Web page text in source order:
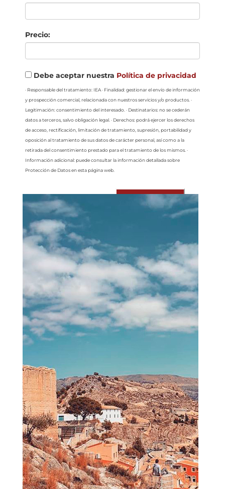
Precio:
Debe aceptar nuestra Política de privacidad
· Responsable del tratamiento: IEA · Finalidad: gestionar el envío de información
y prospección comercial, relacionada con nuestros servicios y/o productos. ·
Legitimación: consentimiento del interesado. · Destinatarios: no se cederán
datos a terceros, salvo obligación legal. · Derechos: podrá ejercer los derechos
de acceso, rectificación, limitación de tratamiento, supresión, portabilidad y
oposición al tratamiento de sus datos de carácter personal, así como a la
retirada del consentimiento prestado para el tratamiento de los mismos. ·
Información adicional: puede consultar la información detallada sobre
Protección de Datos en esta página web.
Enviar